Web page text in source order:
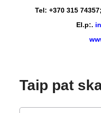
Tel: +370 315
El.p:.
Taip pat